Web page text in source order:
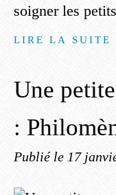
soigner les
LIRE LA SUITE
Une
:
Publié le 17